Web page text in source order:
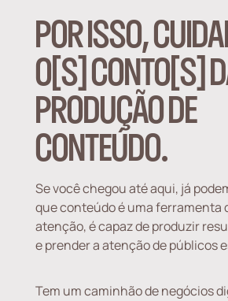
POR ISSO,
O[S] CONTO[S]
PRODUÇÃO DE
CONTEÚDO.
Se você chegou até aqui, já
que conteúdo é uma ferramenta
atenção, é capaz de produzir
e prender a atenção de públicos
Tem um caminhão de negócios